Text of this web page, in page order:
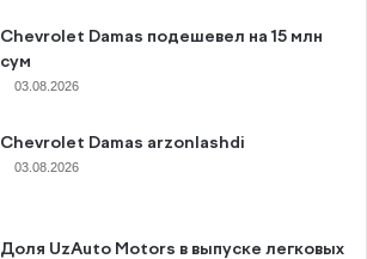
Chevrolet Damas подешевел на 15 млн
сум
03.08.2026
Chevrolet Damas arzonlashdi
03.08.2026
Доля UzAuto Motors в выпуске легковых